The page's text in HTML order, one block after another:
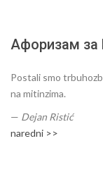
Афоризам за
Postali smo
na mitinzima.
— Dejan Ristić
naredni >>